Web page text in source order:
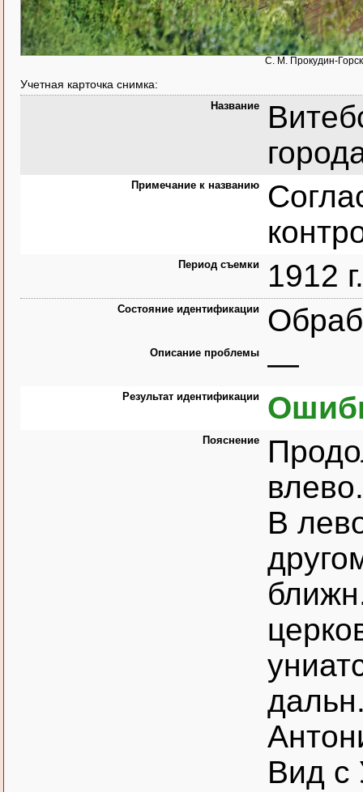
С. М. Прокудин-
Учетная карточка снимка:
Название
Примечание к названию
Период съемки 1912 г.
Состояние идентификации
Описание проблемы —
Результат идентификации
Пояснение
влево.
В
Вид с